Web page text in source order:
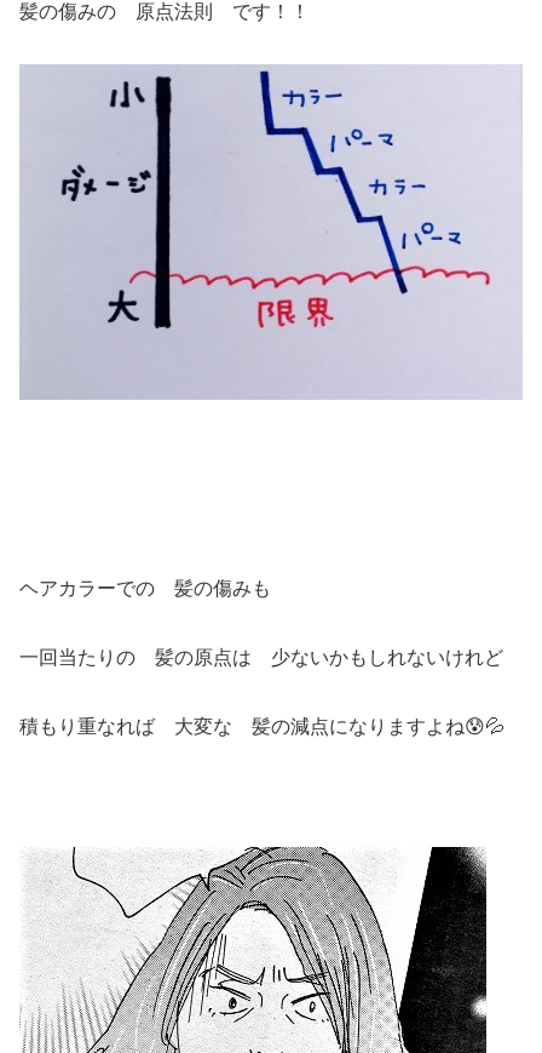
髪の傷みの 原点法則 です！！
ヘアカラーでの 髪の傷みも
一回当たりの 髪の原点は 少ないかもしれないけれど
積もり重なれば 大変な 髪の減点になりますよね😰💦